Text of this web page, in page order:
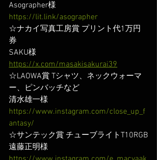
Asographer様
https://lit.link/asographer
☆ナカイ写真工房賞 プリント代1万円
券
SAKU様
https://x.com/masakisakurai39
☆LAOWA賞 Tシャツ、ネックウォーマ
ー、ピンバッチなど
清水雄一様
https://www.instagram.com/close_up_f
antasy/
☆サンテック賞 チューブライトT10RGB
遠藤正明様